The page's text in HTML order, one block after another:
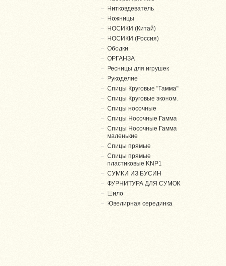
Нитковдеватель
Ножницы
НОСИКИ (Китай)
НОСИКИ (Россия)
Ободки
ОРГАНЗА
Ресницы для игрушек
Рукоделие
Спицы Круговые "Гамма"
Спицы Круговые эконом.
Спицы носочные
Спицы Носочные Гамма
Спицы Носочные Гамма
маленькие
Спицы прямые
Спицы прямые
пластиковые KNP1
СУМКИ ИЗ БУСИН
ФУРНИТУРА ДЛЯ СУМОК
Шило
Ювелирная серединка